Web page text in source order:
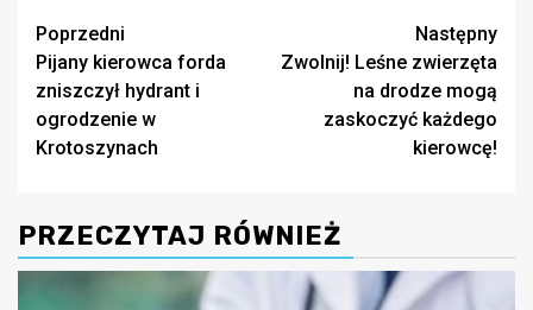
Zobacz
wpisy
Poprzedni
Pijany kierowca forda
zniszczył hydrant i
ogrodzenie w
Krotoszynach
Następny
Zwolnij! Leśne zwierzęta
na drodze mogą
zaskoczyć każdego
kierowcę!
PRZECZYTAJ RÓWNIEŻ